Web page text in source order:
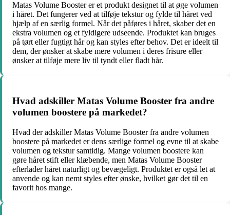
Matas Volume Booster er et produkt designet til at øge volumen
i håret. Det fungerer ved at tilføje tekstur og fylde til håret ved
hjælp af en særlig formel. Når det påføres i håret, skaber det en
ekstra volumen og et fyldigere udseende. Produktet kan bruges
på tørt eller fugtigt hår og kan styles efter behov. Det er ideelt til
dem, der ønsker at skabe mere volumen i deres frisure eller
ønsker at tilføje mere liv til tyndt eller fladt hår.
Hvad adskiller Matas Volume Booster fra andre
volumen boostere på markedet?
Hvad der adskiller Matas Volume Booster fra andre volumen
boostere på markedet er dens særlige formel og evne til at skabe
volumen og tekstur samtidig. Mange volumen boostere kan
gøre håret stift eller klæbende, men Matas Volume Booster
efterlader håret naturligt og bevægeligt. Produktet er også let at
anvende og kan nemt styles efter ønske, hvilket gør det til en
favorit hos mange.